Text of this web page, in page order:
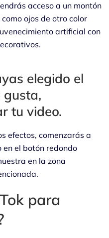
acceso a un montón
ojos de otro color
artificial con
elegido el
gusta,
tu video.
efectos, comenzarás a
el botón redondo
en la zona
para